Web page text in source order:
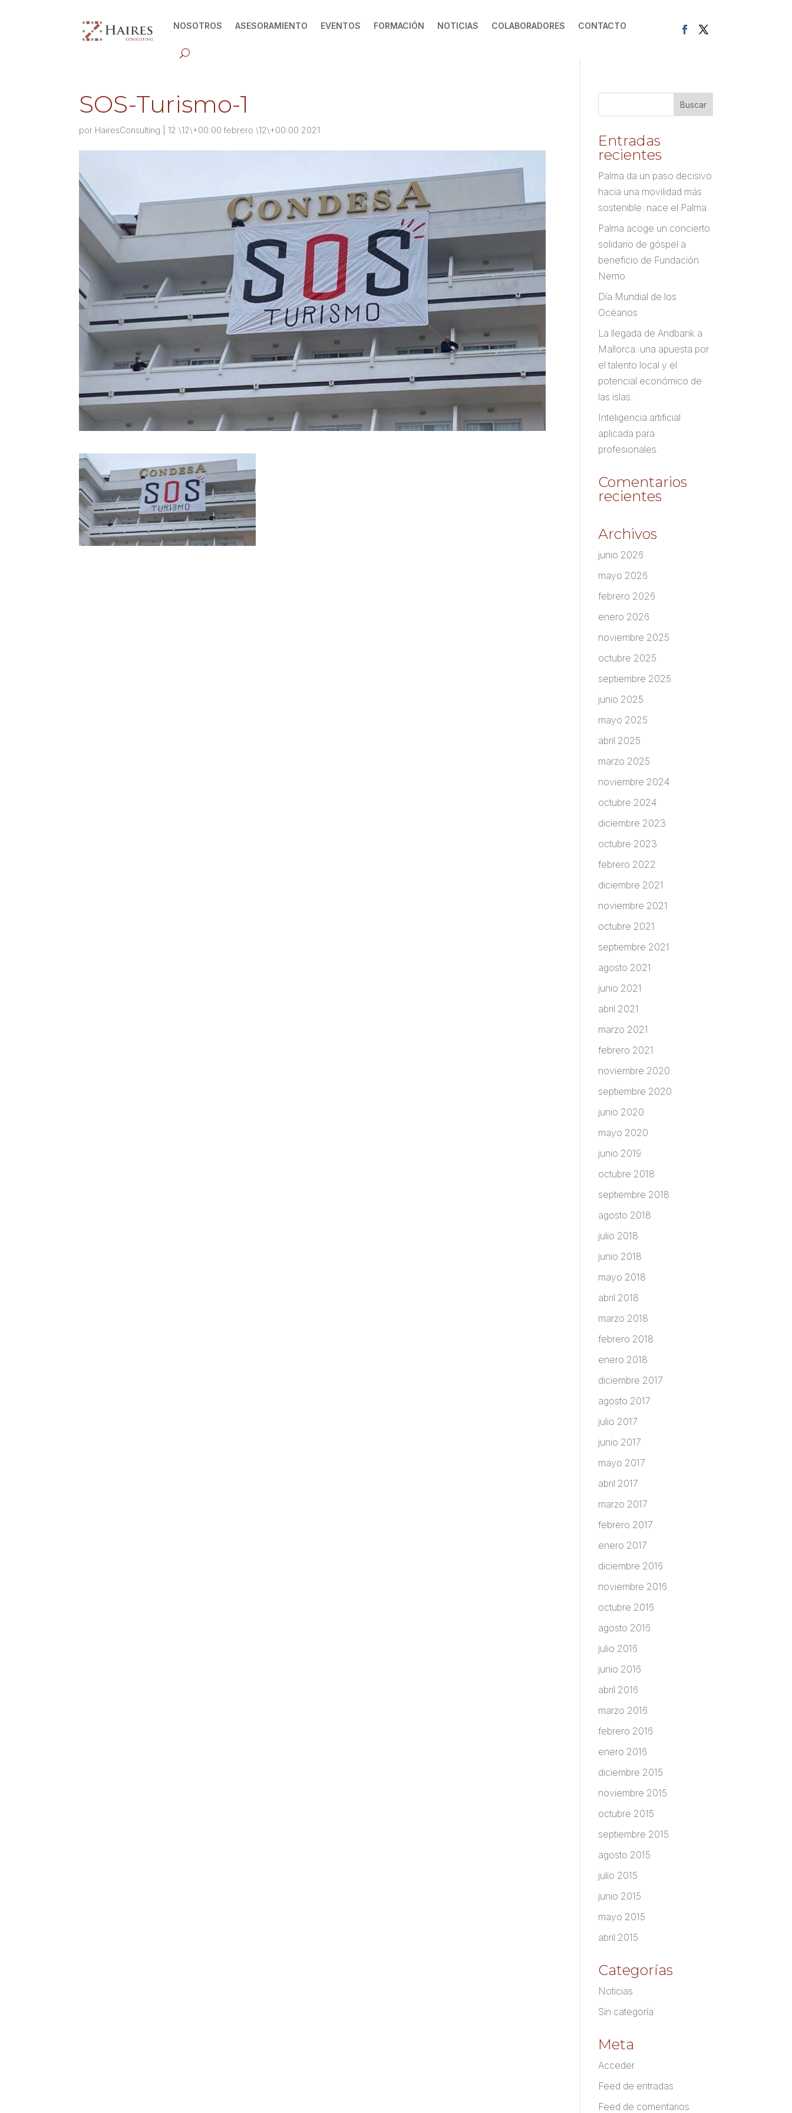
NOSOTROS ASESORAMIENTO EVENTOS FORMACIÓN NOTICIAS COLABORADORES CONTACTO
SOS-Turismo-1
por HairesConsulting |12 \12\+00:00 febrero \12\+00:00 2021
Entradas
recientes
Palma da un paso decisivo
hacia una movilidad más
sostenible: nace el Palma.
Palma acoge un concierto
solidario de góspel a
beneficio de Fundación
Nemo
Día Mundial de los
Océanos
La llegada de Andbank a
Mallorca: una apuesta por
el talento local y el
potencial económico de
las islas.
Inteligencia artificial
aplicada para
profesionales.
Comentarios
recientes
Archivos
junio 2026
mayo 2026
febrero 2026
enero 2026
noviembre 2025
octubre 2025
septiembre 2025
junio 2025
mayo 2025
abril 2025
marzo 2025
noviembre 2024
octubre 2024
diciembre 2023
octubre 2023
febrero 2022
diciembre 2021
noviembre 2021
octubre 2021
septiembre 2021
agosto 2021
junio 2021
abril 2021
marzo 2021
febrero 2021
noviembre 2020
septiembre 2020
junio 2020
mayo 2020
junio 2019
octubre 2018
septiembre 2018
agosto 2018
julio 2018
junio 2018
mayo 2018
abril 2018
marzo 2018
febrero 2018
enero 2018
diciembre 2017
agosto 2017
julio 2017
junio 2017
mayo 2017
abril 2017
marzo 2017
febrero 2017
enero 2017
diciembre 2016
noviembre 2016
octubre 2016
agosto 2016
julio 2016
junio 2016
abril 2016
marzo 2016
febrero 2016
enero 2016
diciembre 2015
noviembre 2015
octubre 2015
septiembre 2015
agosto 2015
julio 2015
junio 2015
mayo 2015
abril 2015
Categorías
Noticias
Sin categoría
Meta
Acceder
Feed de entradas
Feed de comentarios